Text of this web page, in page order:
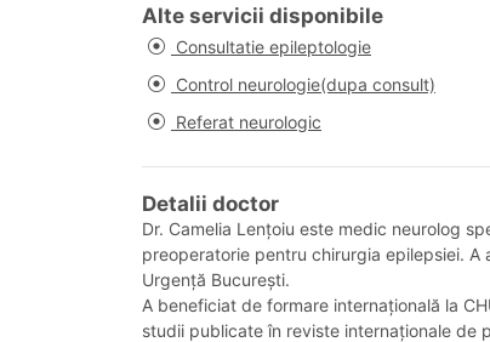
Alte servicii disponibile
Consultatie epileptologie
Control neurologie(dupa consult)
Referat neurologic
Detalii doctor
Dr. Camelia Lențoiu este medic neurolog
preoperatorie pentru chirurgia epilepsiei.
Urgență București.
A beneficiat de formare internațională la
studii publicate în reviste internaționale de